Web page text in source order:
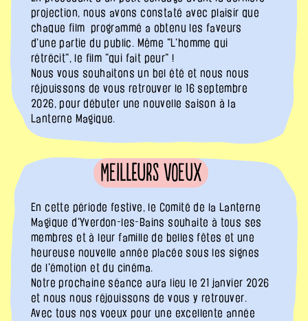
projection, nous avons constaté avec plaisir que
chaque film programmé a obtenu les faveurs
d'une partie du public. Même "L'homme qui
rétrécit", le film "qui fait peur" !
Nous vous souhaitons un bel été et nous nous
réjouissons de vous retrouver le 16 septembre
2026, pour débuter une nouvelle saison à la
Lanterne Magique.
Meilleurs voeux
En cette période festive, le Comité de la Lanterne
Magique d'Yverdon-les-Bains souhaite à tous ses
membres et à leur famille de belles fêtes et une
heureuse nouvelle année placée sous les signes
de l'émotion et du cinéma.
Notre prochaine séance aura lieu le 21 janvier 2026
et nous nous réjouissons de vous y retrouver.
Avec tous nos voeux pour une excellente année